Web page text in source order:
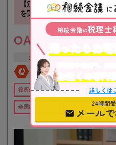
【江坂駅徒歩1分】お客様に
を実現します！
OAG税理士法人 大
大阪府 吹田市
全国対応
役所から近い 在籍数10名以上
全国出張対応可 女性税理士在籍
に
相続会議の税理士
不動産や株式等、相
お近くの専門
詳しくは
24時間
メール